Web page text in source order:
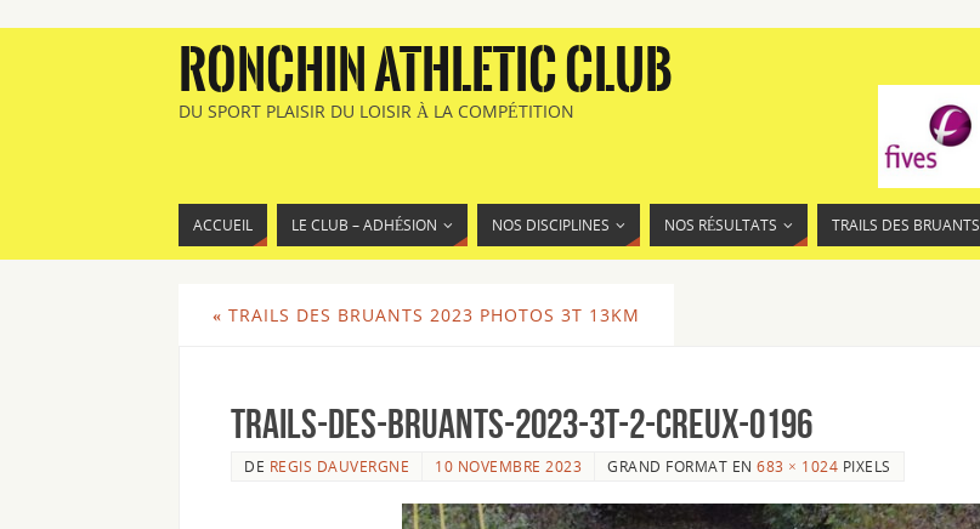
RONCHIN ATHLETIC CLUB
DU SPORT PLAISIR DU LOISIR À LA COMPÉTITION
ACCUEIL LE CLUB – ADHÉSION NOS DISCIPLINES NOS RÉSULTATS TRAILS DES BRUANTS
« TRAILS DES BRUANTS 2023 PHOTOS 3T 13KM
Trails-des-Bruants-2023-3T-2-Creux-0196
DE REGIS DAUVERGNE 10 NOVEMBRE 2023 GRAND FORMAT EN 683 × 1024 PIXELS